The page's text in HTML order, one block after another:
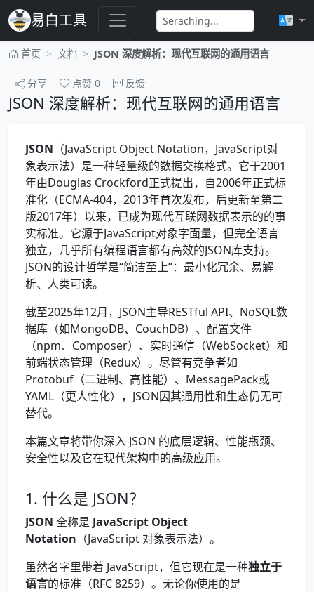
易白工具
首页 文档 JSON 深度解析：现代互联网的通用语言
分享 点赞 0 反馈
JSON 深度解析：现代互联网的通用语言
JSON （JavaScript Object Notation，JavaScript对
象表示法）是一种轻量级的数据交换格式。它于2001
年由Douglas Crockford正式提出，自2006年正式标
准化（ECMA-404，2013年首次发布，后更新至第二
版2017年）以来，已成为现代互联网数据表示的的事
实标准。它源于JavaScript对象字面量，但完全语言
独立，几乎所有编程语言都有高效的JSON库支持。
JSON的设计哲学是“简洁至上”：最小化冗余、易解
析、人类可读。
截至2025年12月，JSON主导RESTful API、NoSQL数
据库（如MongoDB、CouchDB）、配置文件
（npm、Composer）、实时通信（WebSocket）和
前端状态管理（Redux）。尽管有竞争者如
Protobuf（二进制、高性能）、MessagePack或
YAML（更人性化），JSON因其通用性和生态仍无可
替代。
本篇文章将带你深入 JSON 的底层逻辑、性能瓶颈、
安全性以及它在现代架构中的高级应用。
1. 什么是 JSON？
JSON 全称是 JavaScript Object
Notation （JavaScript 对象表示法）。
虽然名字里带着 JavaScript，但它现在是一种独立于
语言的标准（RFC 8259）。无论你使用的是